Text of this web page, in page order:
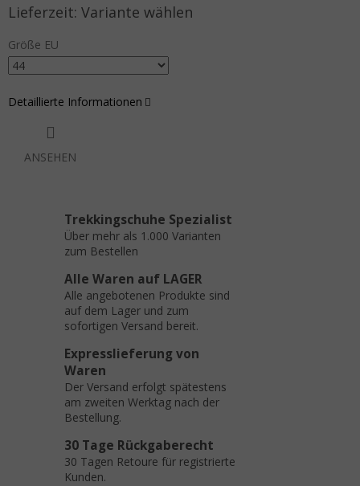
Verkaufspreis: Variante wählen
Größe EU
Detaillierte Informationen
ANSEHEN
Trekkingschuhe Spezialist
Über mehr als 1.000 Varianten
zum Bestellen
Alle Waren auf LAGER
Alle angebotenen Produkte sind
auf dem Lager und zum
sofortigen Versand bereit.
Expresslieferung von
Waren
Der Versand erfolgt spätestens
am zweiten Werktag nach der
Bestellung.
30 Tage Rückgaberecht
30 Tagen Retoure für registrierte
Kunden.